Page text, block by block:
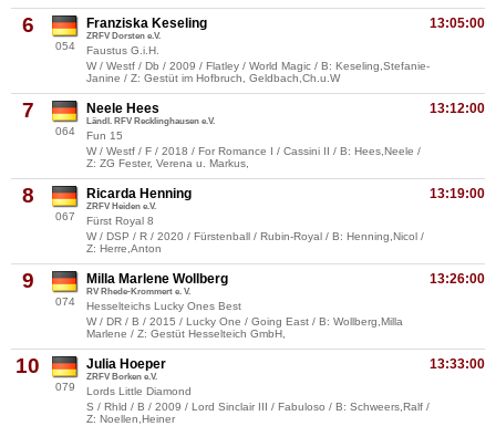
6
054
13:05:00
Franziska Keseling
ZRFV Dorsten e.V.
Faustus G.i.H.
W / Westf / Db / 2009 / Flatley / World Magic / B: Keseling,Stefanie-
Janine / Z: Gestüt im Hofbruch, Geldbach,Ch.u.W
7
064
13:12:00
Neele Hees
Ländl. RFV Recklinghausen e.V.
Fun 15
W / Westf / F / 2018 / For Romance I / Cassini II / B: Hees,Neele /
Z: ZG Fester, Verena u. Markus,
8
067
13:19:00
Ricarda Henning
ZRFV Heiden e.V.
Fürst Royal 8
W / DSP / R / 2020 / Fürstenball / Rubin-Royal / B: Henning,Nicol /
Z: Herre,Anton
9
074
13:26:00
Milla Marlene Wollberg
RV Rhede-Krommert e. V.
Hesselteichs Lucky Ones Best
W / DR / B / 2015 / Lucky One / Going East / B: Wollberg,Milla
Marlene / Z: Gestüt Hesselteich GmbH,
10
079
13:33:00
Julia Hoeper
ZRFV Borken e.V.
Lords Little Diamond
S / Rhld / B / 2009 / Lord Sinclair III / Fabuloso / B: Schweers,Ralf /
Z: Noellen,Heiner